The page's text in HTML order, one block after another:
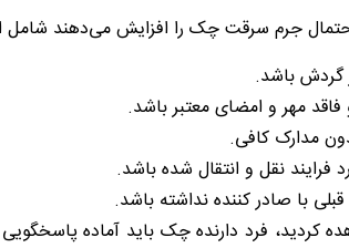
جرم سرقت چک را افزایش می‌دهند شامل
باشد.
مهر و امضای معتبر باشد.
مدارک کافی.
نقل و انتقال شده باشد.
با صادر کننده نداشته باشد.
کردید، فرد دارنده چک باید آماده